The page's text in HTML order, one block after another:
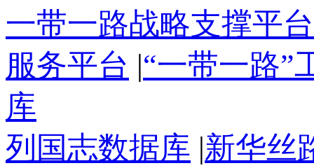
一带一路战略支撑平台
服务平台 |“一带一路”
库
列国志数据库 |新华丝